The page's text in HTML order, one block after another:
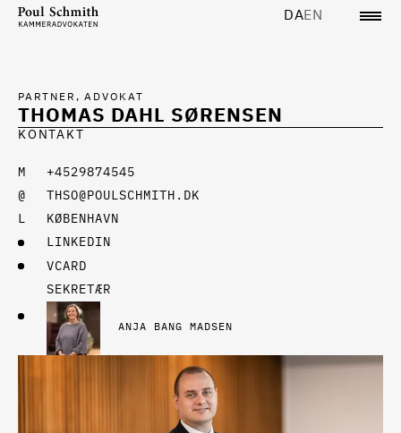
DAEN
THOMAS DAHL SØRENSEN
PARTNER, ADVOKAT
KONTAKT
+4529874545
THSO@POULSCHMITH.DK
KØBENHAVN
LINKEDIN
VCARD
SEKRETÆR
ANJA BANG MADSEN